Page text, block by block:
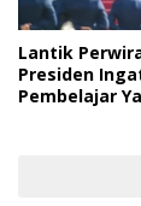
Lantik
Presiden
Pembelajar